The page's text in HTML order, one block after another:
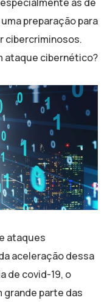
preparação para
cibercriminosos.
ataque cibernético?
ataques
aceleração dessa
de covid-19, o
grande parte das